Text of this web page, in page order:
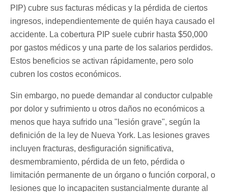
PIP) cubre sus facturas médicas y la pérdida de ciertos
ingresos, independientemente de quién haya causado el
accidente. La cobertura PIP suele cubrir hasta $50,000
por gastos médicos y una parte de los salarios perdidos.
Estos beneficios se activan rápidamente, pero solo
cubren los costos económicos.
Sin embargo, no puede demandar al conductor culpable
por dolor y sufrimiento u otros daños no económicos a
menos que haya sufrido una "lesión grave", según la
definición de la ley de Nueva York. Las lesiones graves
incluyen fracturas, desfiguración significativa,
desmembramiento, pérdida de un feto, pérdida o
limitación permanente de un órgano o función corporal, o
lesiones que lo incapaciten sustancialmente durante al